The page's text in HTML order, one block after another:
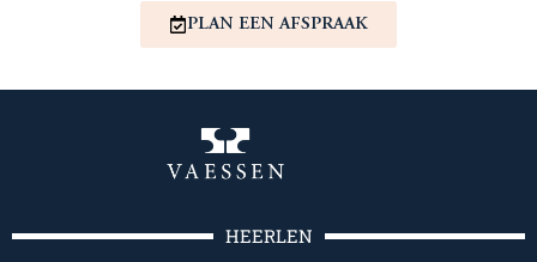
PLAN EEN AFSPRAAK
HEERLEN